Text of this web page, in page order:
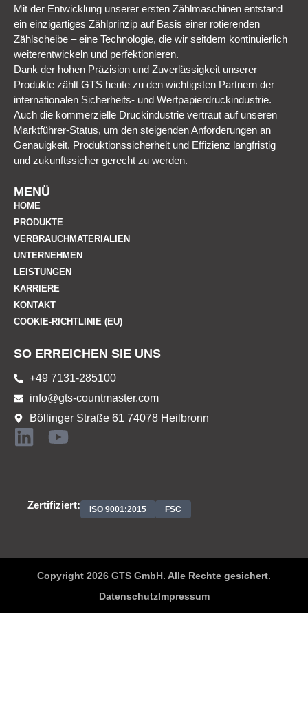
Mit der Entwicklung unserer ersten Zählmaschinen entstand
ein einzigartiges Zählprinzip auf Basis einer rotierenden
Zählscheibe – eine Technologie, die wir seitdem kontinuierlich
weiterentwickeln und perfektionieren.
Dank der hohen Präzision und Zuverlässigkeit unserer
Produkte zählt GTS heute zu den wichtigsten Partnern der
internationalen Sicherheits- und Wertpapierdruckindustrie.
Auch die kommerzielle Druckindustrie vertraut auf unseren
Marktführer-Status, um den steigenden Anforderungen an
Genauigkeit, Produktionssicherheit und Effizienz langfristig
und zukunftssicher gerecht zu werden.
MENÜ
HOME
PRODUKTE
VERBRAUCHMATERIALIEN
UNTERNEHMEN
LEISTUNGEN
KARRIERE
KONTAKT
COOKIE-RICHTLINIE (EU)
SO ERREICHEN SIE UNS
+49 7131-285100
info@gts-countmaster.com
Böllinger Straße 61 74078 Heilbronn
Zertifiziert: ISO 9001:2015 FSC
Copyright 2026 GTS GmbH. Alle Rechte gesichert.
DatenschutzImpressum